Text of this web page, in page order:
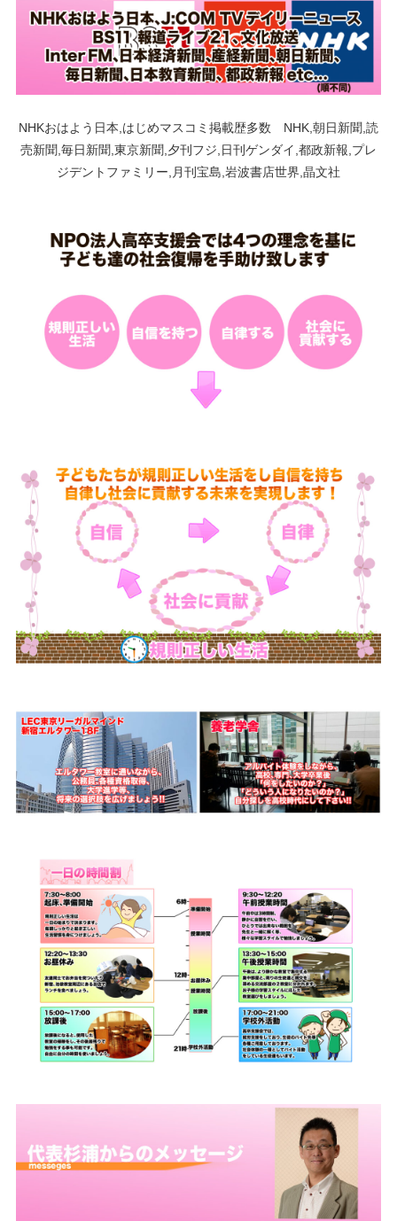
NHKおはよう日本,はじめマスコミ掲載歴多数 NHK,朝日新聞,読
売新聞,毎日新聞,東京新聞,夕刊フジ,日刊ゲンダイ,都政新報,プレ
ジデントファミリー,月刊宝島,岩波書店世界,晶文社